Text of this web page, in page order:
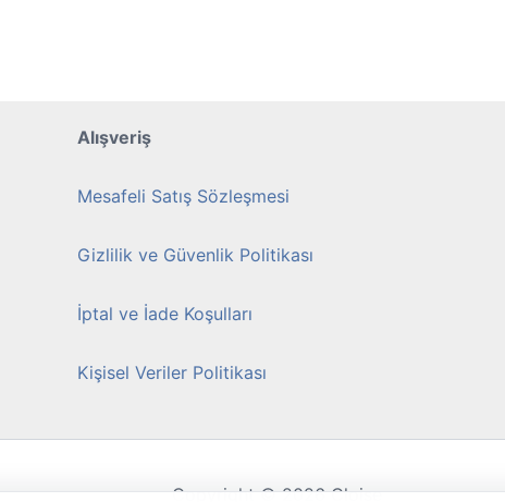
Alışveriş
Mesafeli Satış Sözleşmesi
Gizlilik ve Güvenlik Politikası
İptal ve İade Koşulları
Kişisel Veriler Politikası
Copyright © 2026 Cloise